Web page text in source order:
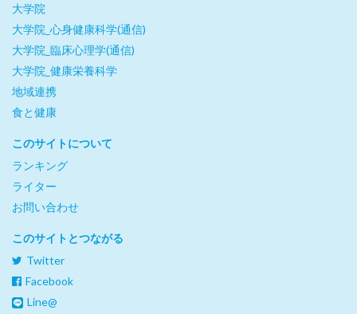
大学院
大学院_心身健康科学(通信)
大学院_臨床心理学(通信)
大学院_健康栄養科学
地域連携
食と健康
このサイトについて
ランキング
ライター
お問い合わせ
このサイトとつながる
Twitter
Facebook
Line@